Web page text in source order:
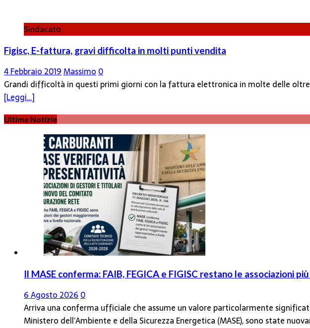
Sindacato
Figisc, E-fattura, gravi difficolta in molti punti vendita
4 Febbraio 2019Massimo0
Grandi difficoltà in questi primi giorni con la fattura elettronica in molte delle
[Leggi…]
Ultime Notizie
Il MASE conferma: FAIB, FEGICA e FIGISC restano le associazioni
6 Agosto 20260
Arriva una conferma ufficiale che assume un valore particolarmente
Ministero dell’Ambiente e della Sicurezza Energetica (MASE), sono state